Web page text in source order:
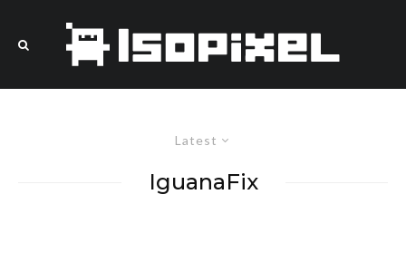
Latest
IguanaFix